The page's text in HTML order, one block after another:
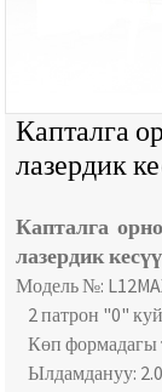
Капталга
лазердик
Капталга
лазердик
Модель №:
2 патрон "0"
Көп формадагы
Ылдамдануу: